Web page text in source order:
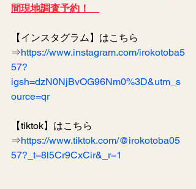
間現地調査予約！
【インスタグラム】はこちら
⇒https://www.instagram.com/irokotoba5
57?
igsh=dzN0NjBvOG96Nm0%3D&utm_s
ource=qr
【tiktok】はこちら
⇒https://www.tiktok.com/@irokotoba05
57?_t=8l5Cr9CxCir&_r=1